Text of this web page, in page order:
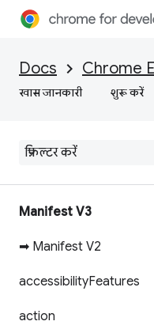
Docs Chrome
खास जानकारी शुरू करें
Manifest V3
➡ Manifest V2
accessibilityFeatures
action